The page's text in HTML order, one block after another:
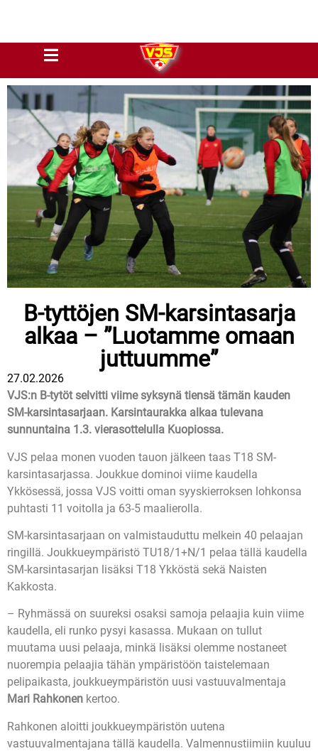
B-tyttöjen SM-karsintasarja
alkaa – ”Luotamme omaan
juttuumme”
27.02.2026
VJS:n B-tytöt selvitti viime syksynä tiensä tämän kauden
SM-karsintasarjaan. Karsintaurakka alkaa tulevana
sunnuntaina 1.3. vierasottelulla Kuopiossa.
VJS pelaa monen vuoden tauon jälkeen taas T18 SM-
karsintasarjassa. Joukkue dominoi viime kaudella
Ykkösessä, jossa VJS voitti oman syyskierroksen lohkonsa
puhtasti 11 voitolla ja 63-5 maalierolla.
SM-karsintasarjaan on valmistauduttu melkein 40 pelaajan
ringillä. Joukkueympäristö TU18/1+N/1 pelaa tällä kaudella
SM-karsintasarjan lisäksi T18 Ykköstä sekä Naisten
Kakkosta.
– Ryhmässä on suureksi osaksi samoja pelaajia kuin viime
kaudella, eli runko pysyi kasassa. Mukaan on tullut
muutama uusi pelaaja, minkä lisäksi olemme nostaneet
nuorempia pelaajia tähän ympäristöön taistelemaan
pelipaikasta, joukkueympäristön uusi vastuuvalmentaja
Mari Rahkonen kertoo.
Rahkonen aloitti joukkueympäristön uutena
vastuuvalmentajana tällä kaudella. Valmennustiimiin kuuluu